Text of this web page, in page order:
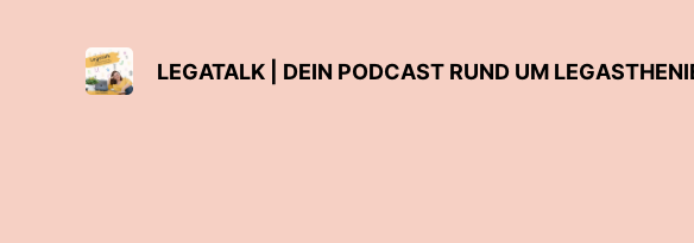
LEGATALK | DEIN PODCAST RUND UM